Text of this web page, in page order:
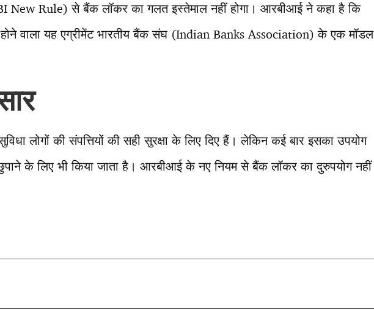
New Rule) से बैंक लॉकर का गलत इस्तेमाल नहीं होगा। आरबीआई ने कहा है कि
वाला यह एग्रीमेंट भारतीय बैंक संघ (Indian Banks Association) के एक मॉडल
लोगों की संपत्तियों की सही सुरक्षा के लिए दिए हैं। लेकिन कई बार इसका उपयोग
के लिए भी किया जाता है। आरबीआई के नए नियम से बैंक लॉकर का दुरुपयोग नहीं